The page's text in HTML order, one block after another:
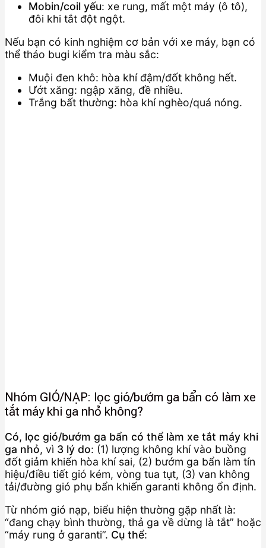
Mobin/coil yếu: xe rung, mất một máy (ô tô),
đôi khi tắt đột ngột.
Nếu bạn có kinh nghiệm cơ bản với xe máy, bạn có
thể tháo bugi kiểm tra màu sắc:
Muội đen khô: hòa khí đậm/đốt không hết.
Ướt xăng: ngập xăng, đề nhiều.
Trắng bất thường: hòa khí nghèo/quá nóng.
Nhóm GIÓ/NẠP: lọc gió/bướm ga bẩn có làm xe
tắt máy khi ga nhỏ không?
Có, lọc gió/bướm ga bẩn có thể làm xe tắt máy khi
ga nhỏ, vì 3 lý do: (1) lượng không khí vào buồng
đốt giảm khiến hòa khí sai, (2) bướm ga bẩn làm tín
hiệu/điều tiết gió kém, vòng tua tụt, (3) van không
tải/đường gió phụ bẩn khiến garanti không ổn định.
Từ nhóm gió nạp, biểu hiện thường gặp nhất là:
“đang chạy bình thường, thả ga về dừng là tắt” hoặc
“máy rung ở garanti”. Cụ thể: